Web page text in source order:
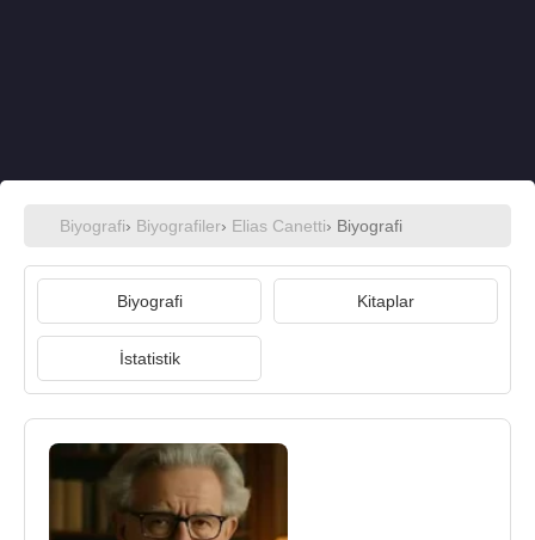
Biyografi› Biyografiler› Elias Canetti› Biyografi
Biyografi Kitaplar
İstatistik